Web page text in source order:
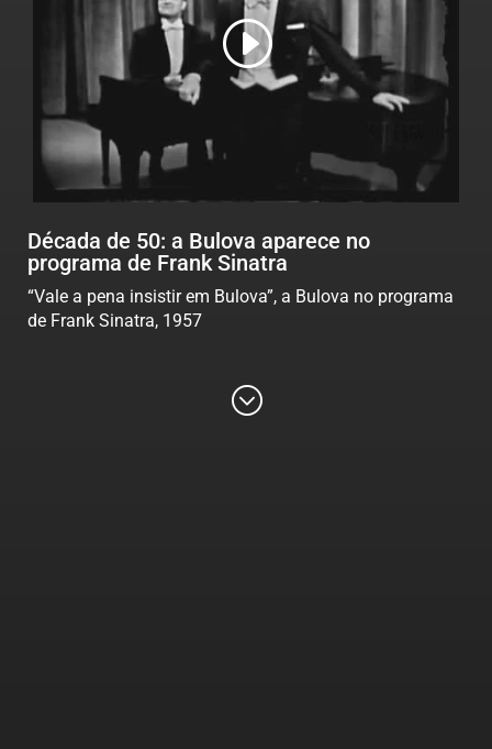
Década de 50: a Bulova aparece no
programa de Frank Sinatra
“Vale a pena insistir em Bulova”, a Bulova no programa
de Frank Sinatra, 1957
;